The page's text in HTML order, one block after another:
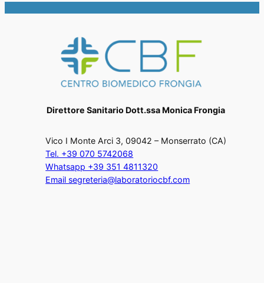
Direttore Sanitario Dott.ssa Monica Frongia
Vico I Monte Arci 3, 09042 – Monserrato (CA)
Tel. +39 070 5742068
Whatsapp +39 351 4811320
Email segreteria@laboratoriocbf.com